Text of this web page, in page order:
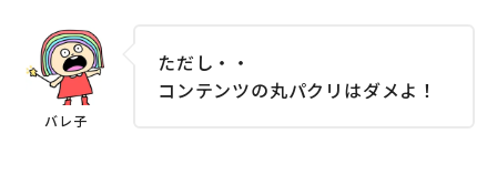
ただし・・
コンテンツの丸パクリはダメよ！